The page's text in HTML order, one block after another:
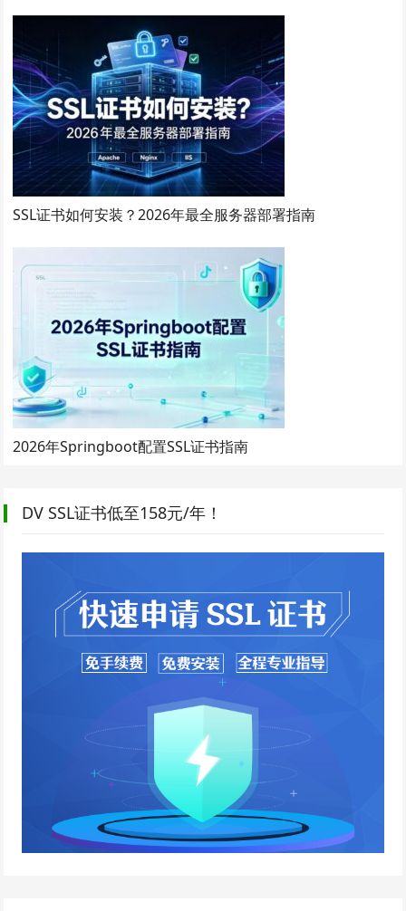
SSL证书如何安装？2026年最全服务器部署指南
2026年Springboot配置SSL证书指南
DV SSL证书低至158元/年！